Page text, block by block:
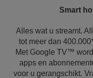
Smart
Alles wat u streamt.
tot meer dan
Met Google TV™
apps en
voor u gerangschikt.